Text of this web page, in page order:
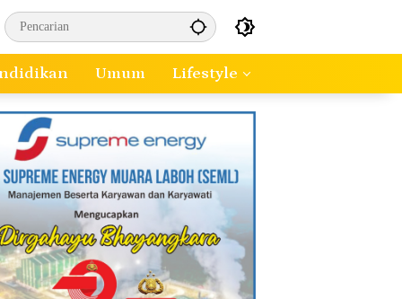
Umum Lifestyle